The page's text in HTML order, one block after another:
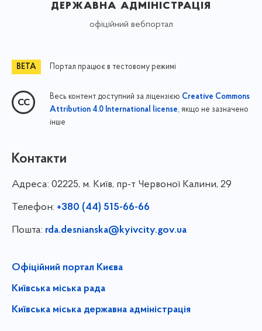
державна адміністрація
офіційний вебпортал
Портал працює в тестовому режимі
Весь контент доступний за ліцензією Creative Commons
Attribution 4.0 International license, якщо не зазначено
інше
Контакти
Адреса: 02225, м. Київ, пр-т Червоної Калини, 29
Телефон: +380 (44) 515-66-66
Пошта: rda.desnianska@kyivcity.gov.ua
Офіційний портал Києва
Київська міська рада
Київська міська державна адміністрація